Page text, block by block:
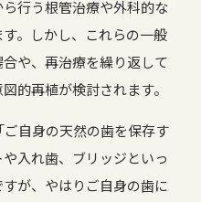
ら行う根管治療や外科的な
。しかし、これらの一般
や、再治療を繰り返して
的再植が検討されます。
自身の天然の歯を保存す
入れ歯、ブリッジといっ
が、やはりご自身の歯に